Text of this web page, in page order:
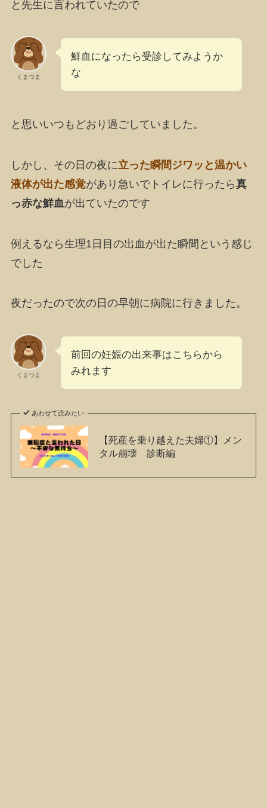
と先生に言われていたので
くまつま
鮮血になったら受診してみようか
な
と思いいつもどおり過ごしていました。
しかし、その日の夜に立った瞬間ジワッと温かい
液体が出た感覚があり急いでトイレに行ったら真
っ赤な鮮血が出ていたのです
例えるなら生理1日目の出血が出た瞬間という感じ
でした
夜だったので次の日の早朝に病院に行きました。
くまつま
前回の妊娠の出来事はこちらから
みれます
あわせて読みたい
【死産を乗り越えた夫婦①】メン
タル崩壊 診断編